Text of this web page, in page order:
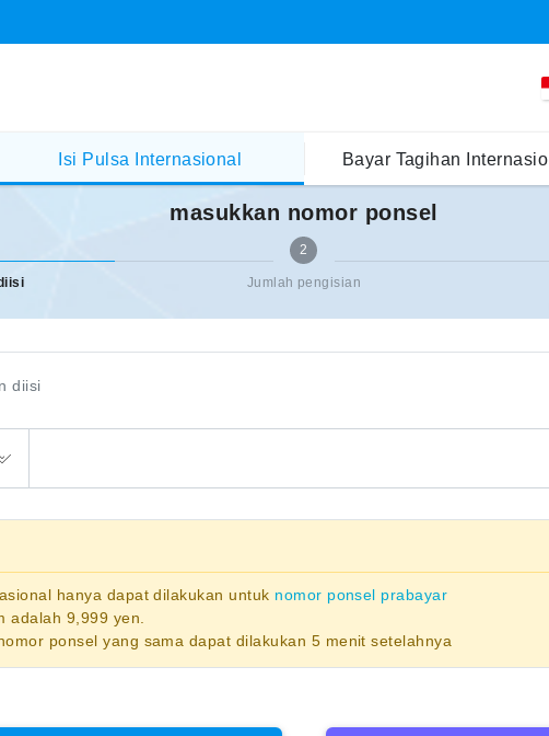
Isi Pulsa Internasional Bayar Tagihan
masukkan nomor ponsel
2
Jumlah pengisian
diisi
hanya dapat dilakukan untuk nomor ponsel prabayar
adalah 9,999 yen.
ponsel yang sama dapat dilakukan 5 menit setelahnya